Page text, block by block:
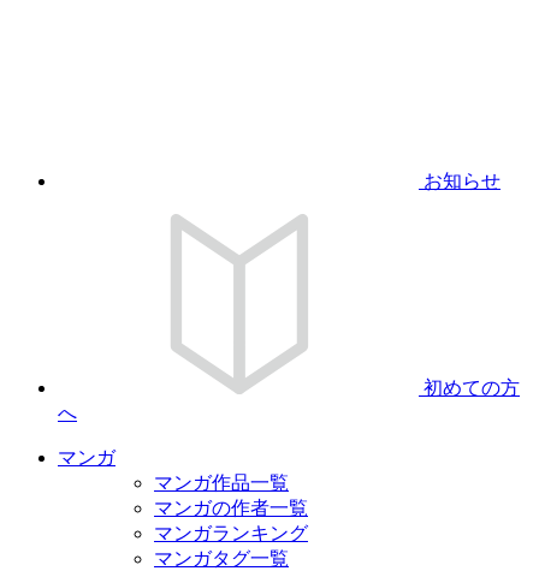
お知らせ
初めての方
へ
マンガ
マンガ作品一覧
マンガの作者一覧
マンガランキング
マンガタグ一覧